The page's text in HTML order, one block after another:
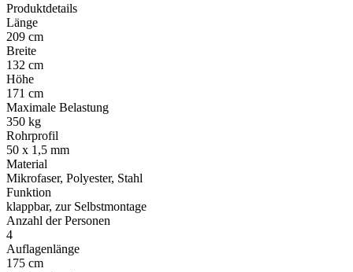
Produktdetails
Länge
209 cm
Breite
132 cm
Höhe
171 cm
Maximale Belastung
350 kg
Rohrprofil
50 x 1,5 mm
Material
Mikrofaser, Polyester, Stahl
Funktion
klappbar, zur Selbstmontage
Anzahl der Personen
4
Auflagenlänge
175 cm